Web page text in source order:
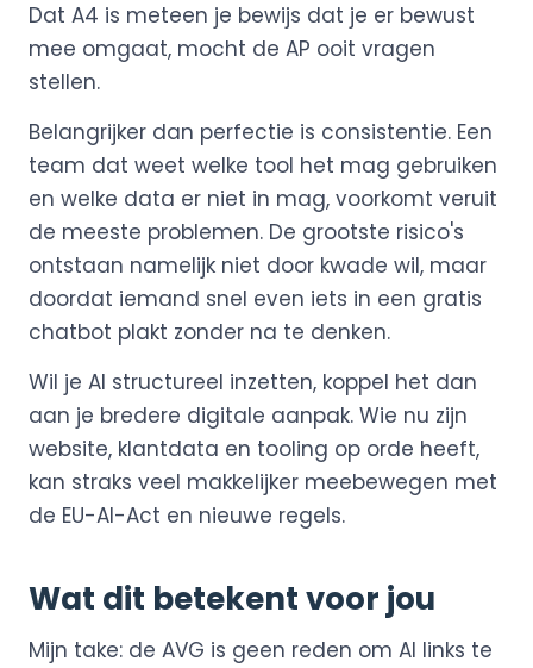
Dat A4 is meteen je bewijs dat je er bewust
mee omgaat, mocht de AP ooit vragen
stellen.
Belangrijker dan perfectie is consistentie. Een
team dat weet welke tool het mag gebruiken
en welke data er niet in mag, voorkomt veruit
de meeste problemen. De grootste risico's
ontstaan namelijk niet door kwade wil, maar
doordat iemand snel even iets in een gratis
chatbot plakt zonder na te denken.
Wil je AI structureel inzetten, koppel het dan
aan je bredere digitale aanpak. Wie nu zijn
website, klantdata en tooling op orde heeft,
kan straks veel makkelijker meebewegen met
de EU-AI-Act en nieuwe regels.
Wat dit betekent voor jou
Mijn take: de AVG is geen reden om AI links te